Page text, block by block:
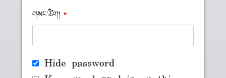
གསང་ཚིག།
Hide password